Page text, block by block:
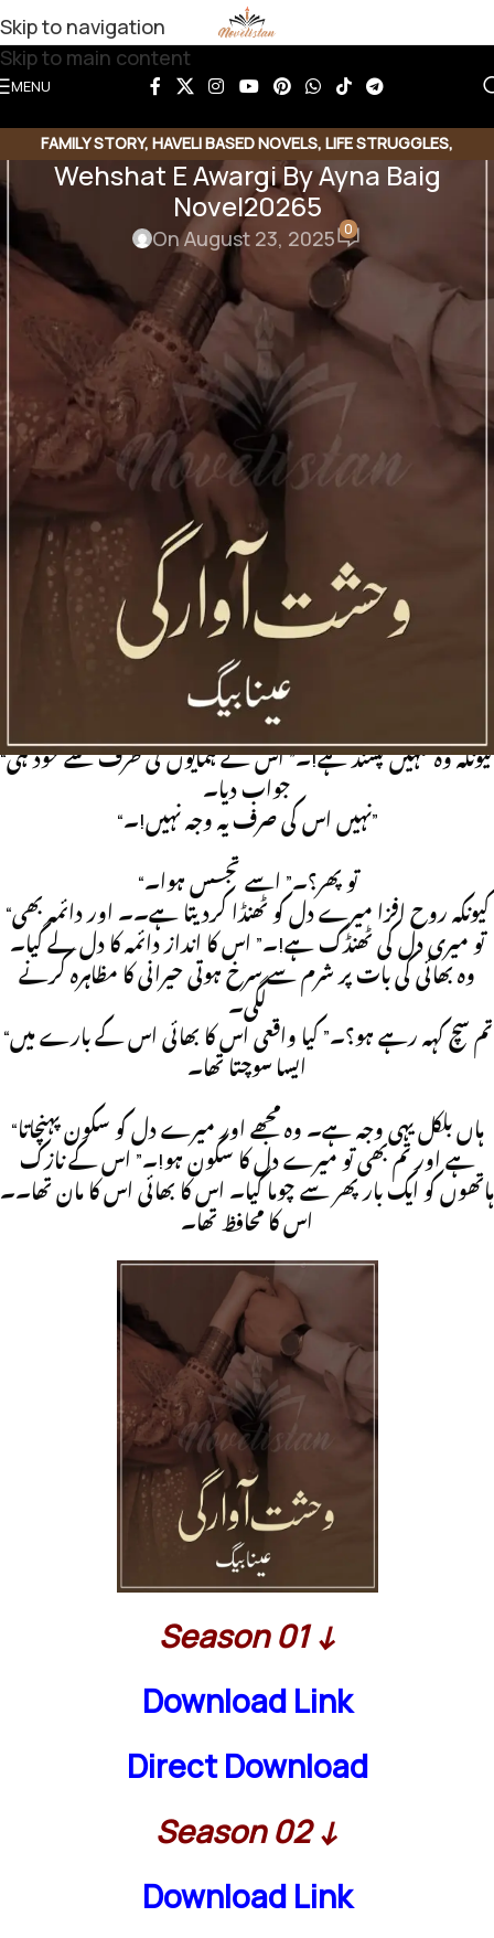
Skip to navigation
Skip to main content
MENU
FAMILY STORY, HAVELI BASED NOVELS, LIFE STRUGGLES,
MOTIVATIONAL BASE,SOCIAL ENGINEERING,SOCIAL ISSUES BASED
SOCIAL ROMANTIC NOVEL
Wehshat E Awargi By Ayna Baig
Novel20265
On August 23, 2025 0
Share this Novel
Share Link Copy Code
Wehshat E Awargi By Ayna Ba
ig
Season 01 , 02
ایک اذیت پسند شخص جو ماضی کے تلخ لہجوں اور اذیت ناک
لمحوں کے زد میں آچکا ہے۔۔تلخ ماضی انسان کو نیم پاگل کردیتا۔
جب یادیں دل دہلادینے والے ماضی کے ساتھ جڑی ہوں تو نسلیں
تک تباہ ہونے کا خدشہ ہوتا ہے۔
“کیونکہ وہ تمہیں پسند ہے!۔” اس نے ہمایوں کی طرف سے خود ہی
جواب دیا۔
“نہیں اس کی صرف یہ وجہ نہیں!۔”
“تو پھر؟۔” اسے تجسس ہوا۔
“کیونکہ روح افزا میرے دل کو ٹھنڈا کردیتا ہے۔۔ اور دائمہ بھی
تو میری دل کی ٹھنڈک ہے!۔” اس کا انداز دائمہ کا دل لے گیا۔
وہ بھائی کی بات پر شرم سے سرخ ہوتی حیرانی کا مظاہرہ کرنے
لگی۔
“تم سچ کہہ رہے ہو؟۔” کیا واقعی اس کا بھائی اس کے بارے میں
ایسا سوچتا تھا۔
“ہاں بلکل یہی وجہ ہے۔ وہ مجھے اور میرے دل کو سکون پہنچاتا
ہے اور تم بھی تو میرے دل کا سکون ہو!۔” اس کے نازک
ہاتھوں کو ایک بار پھر سے چوما گیا۔ اس کا بھائی اس کا مان تھا۔۔
اس کا محافظ تھا۔
Season 01 ↓
Download Link
Direct Download
Season 02 ↓
Download Link